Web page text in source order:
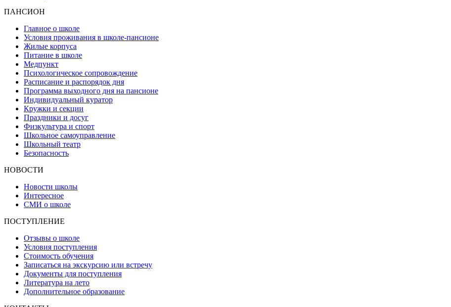
ПАНСИОН
Главное о школе
Условия проживания в школе-пансионе
Жилые корпуса
Питание в школе
Медпункт
Психологическое сопровождение
Расписание и распорядок дня
Программа выходного дня на пансионе
Индивидуальный куратор
Кружки и секции
Праздники и досуг
Физкультура и спорт
Школьное самоуправление
Школьный театр
Безопасность
НОВОСТИ
Новости школы
Интересное
СМИ о школе
ПОСТУПЛЕНИЕ
Отзывы о школе
Условия поступления
Стоимость обучения
Записаться на экскурсию или встречу
Документы для поступления
Литература на лето
Дополнительное образование